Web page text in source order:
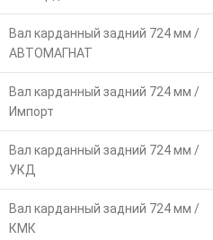
Вал карданный задний 724 мм /
АВТОМАГНАТ
Вал карданный задний 724 мм /
Импорт
Вал карданный задний 724 мм /
УКД
Вал карданный задний 724 мм /
КМК